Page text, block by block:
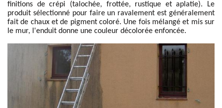
finitions de crépi (talochée, frottée, rustique et aplatie). Le
produit sélectionné pour faire un ravalement est généralement
fait de chaux et de pigment coloré. Une fois mélangé et mis sur
le mur, l'enduit donne une couleur décolorée enfoncée.